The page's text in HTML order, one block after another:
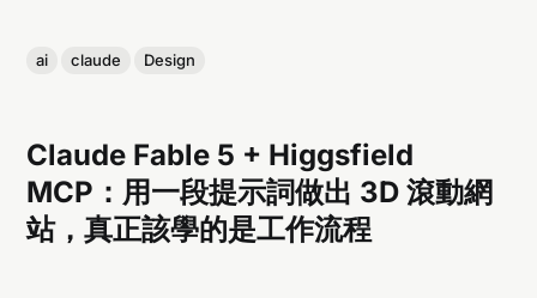
ai claude Design
Claude Fable 5 + Higgsfield
MCP：用一段提示詞做出 3D 滾動網
站，真正該學的是工作流程